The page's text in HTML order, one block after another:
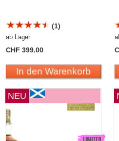
(1)
ab Lager
CHF 399.00
In den Warenkorb
NEU